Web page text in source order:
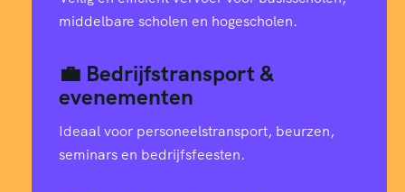
middelbare scholen en hogescholen.
💼 Bedrijfstransport &
evenementen
Ideaal voor personeelstransport, beurzen,
seminars en bedrijfsfeesten.